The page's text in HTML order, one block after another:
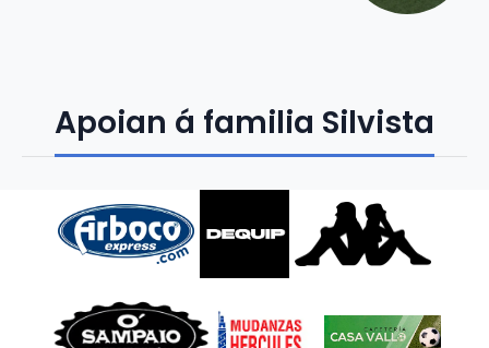
Apoian á familia Silvista